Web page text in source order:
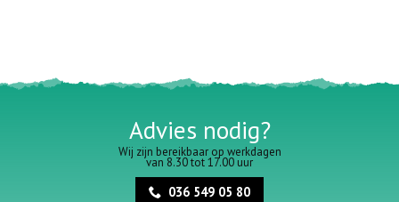
Advies nodig?
Wij zijn bereikbaar op werkdagen
van 8.30 tot 17.00 uur
036 549 05 80